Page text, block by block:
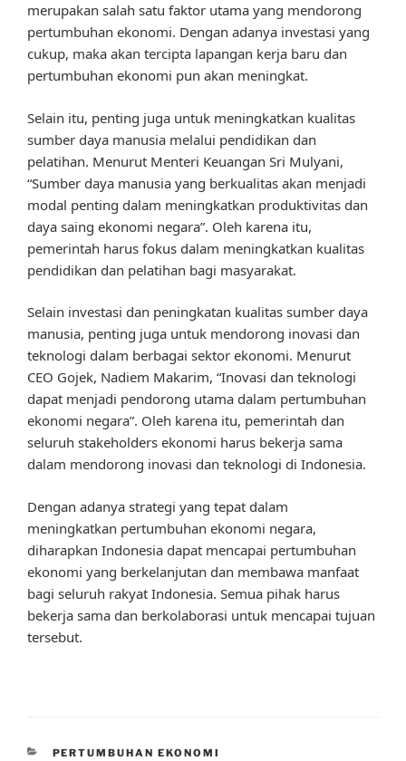
merupakan salah satu faktor utama yang mendorong
pertumbuhan ekonomi. Dengan adanya investasi yang
cukup, maka akan tercipta lapangan kerja baru dan
pertumbuhan ekonomi pun akan meningkat.
Selain itu, penting juga untuk meningkatkan kualitas
sumber daya manusia melalui pendidikan dan
pelatihan. Menurut Menteri Keuangan Sri Mulyani,
“Sumber daya manusia yang berkualitas akan menjadi
modal penting dalam meningkatkan produktivitas dan
daya saing ekonomi negara”. Oleh karena itu,
pemerintah harus fokus dalam meningkatkan kualitas
pendidikan dan pelatihan bagi masyarakat.
Selain investasi dan peningkatan kualitas sumber daya
manusia, penting juga untuk mendorong inovasi dan
teknologi dalam berbagai sektor ekonomi. Menurut
CEO Gojek, Nadiem Makarim, “Inovasi dan teknologi
dapat menjadi pendorong utama dalam pertumbuhan
ekonomi negara”. Oleh karena itu, pemerintah dan
seluruh stakeholders ekonomi harus bekerja sama
dalam mendorong inovasi dan teknologi di Indonesia.
Dengan adanya strategi yang tepat dalam
meningkatkan pertumbuhan ekonomi negara,
diharapkan Indonesia dapat mencapai pertumbuhan
ekonomi yang berkelanjutan dan membawa manfaat
bagi seluruh rakyat Indonesia. Semua pihak harus
bekerja sama dan berkolaborasi untuk mencapai tujuan
tersebut.
CATEGORIES
PERTUMBUHAN EKONOMI